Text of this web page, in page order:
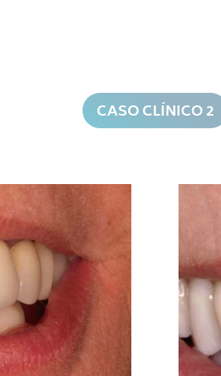
CASO CLÍNICO 2